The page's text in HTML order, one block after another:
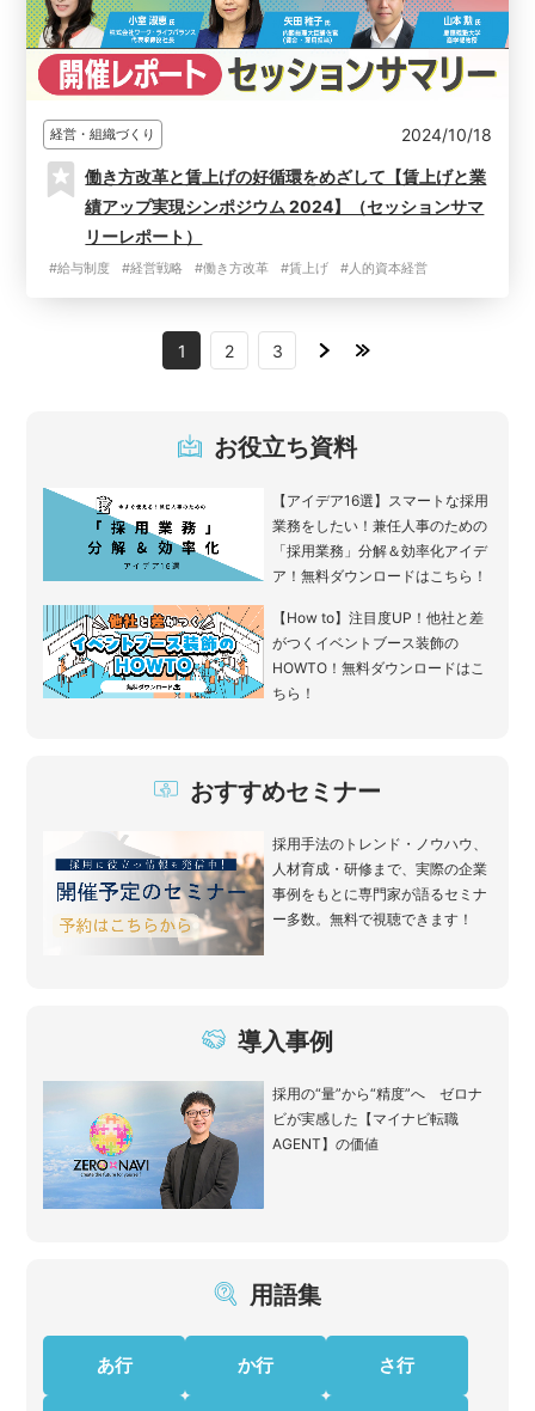
経営・組織づくり 2024/10/18
働き方改革と賃上げの好循環をめざして【賃上げと業
績アップ実現シンポジウム 2024】（セッションサマ
リーレポート）
#給与制度 #経営戦略 #働き方改革 #賃上げ #人的資本経営
1 2 3
お役立ち資料
【アイデア16選】スマートな採用
業務をしたい！兼任人事のための
「採用業務」分解＆効率化アイデ
ア！無料ダウンロードはこちら！
【How to】注目度UP！他社と差
がつくイベントブース装飾の
HOWTO！無料ダウンロードはこ
ちら！
おすすめセミナー
採用手法のトレンド・ノウハウ、
人材育成・研修まで、実際の企業
事例をもとに専門家が語るセミナ
ー多数。無料で視聴できます！
導入事例
採用の“量”から“精度”へ ゼロナ
ビが実感した【マイナビ転職
AGENT】の価値
用語集
あ行 か行 さ行